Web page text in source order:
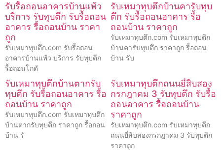
รับรื้อถอนอาคารบ้านแพ้ว
บริการ รับทุบตึก รับรื้อถอน
อาคาร รื้อถอนบ้าน ราคา
ถูก
รับเหมาทุบตึก.com รับรื้อถอน
อาคารบ้านแพ้ว บริการ รับทุบตึก
รื้อถอนโกดั
รับเหมาทุบตึกบ้านคารับทุบ
ตึก รับรื้อถอนอาคาร รื้อ
ถอนบ้าน ราคาถูก
รับเหมาทุบตึก.com รับเหมาทุบตึก
บ้านคารับทุบตึก ราคาถูก รื้อถอน
บ้าน รับ
รับเหมาทุบตึกบ้านตากรับ
ทุบตึก รับรื้อถอนอาคาร รื้อ
ถอนบ้าน ราคาถูก
รับเหมาทุบตึก.com รับเหมาทุบตึก
บ้านตากรับทุบตึก ราคาถูก รื้อถอน
บ้าน รั
รับเหมาทุบตึกถนนยี่สิบสอง
กรกฎาคม 3 รับทุบตึก รับรื้อ
ถอนอาคาร รื้อถอนบ้าน
ราคาถูก
รับเหมาทุบตึก.com รับเหมาทุบตึก
ถนนยี่สิบสองกรกฎาคม 3 รับทุบตึก
ราคาถูก